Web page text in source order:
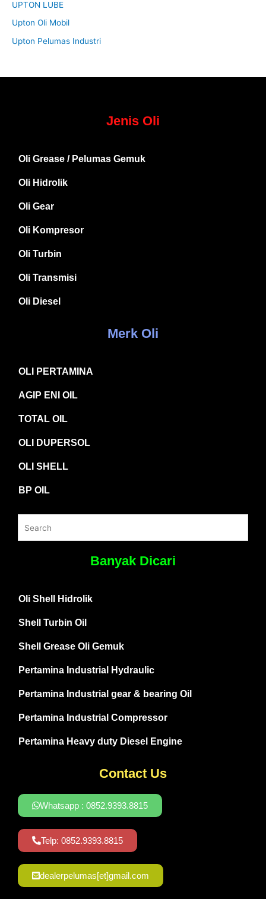
UPTON LUBE
Upton Oli Mobil
Upton Pelumas Industri
Jenis Oli
Oli Grease / Pelumas Gemuk
Oli Hidrolik
Oli Gear
Oli Kompresor
Oli Turbin
Oli Transmisi
Oli Diesel
Merk Oli
OLI PERTAMINA
AGIP ENI OIL
TOTAL OIL
OLI DUPERSOL
OLI SHELL
BP OIL
Banyak Dicari
Oli Shell Hidrolik
Shell Turbin Oil
Shell Grease Oli Gemuk
Pertamina Industrial Hydraulic
Pertamina Industrial gear & bearing Oil
Pertamina Industrial Compressor
Pertamina Heavy duty Diesel Engine
Contact Us
Whatsapp : 0852.9393.8815
Telp: 0852.9393.8815
dealerpelumas[et]gmail.com